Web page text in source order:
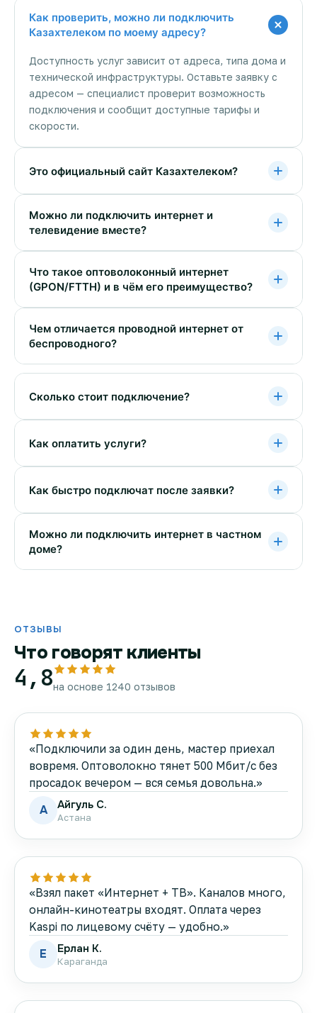
Как проверить, можно ли подключить
Казахтелеком по моему адресу?
Доступность услуг зависит от адреса, типа дома и
технической инфраструктуры. Оставьте заявку с
адресом — специалист проверит возможность
подключения и сообщит доступные тарифы и
скорости.
Это официальный сайт Казахтелеком?
Можно ли подключить интернет и
телевидение вместе?
Что такое оптоволоконный интернет
(GPON/FTTH) и в чём его преимущество?
Чем отличается проводной интернет от
беспроводного?
Сколько стоит подключение?
Как оплатить услуги?
Как быстро подключат после заявки?
Можно ли подключить интернет в частном
доме?
ОТЗЫВЫ
Что говорят клиенты
4,8на основе 1240 отзывов
«Подключили за один день, мастер приехал
вовремя. Оптоволокно тянет 500 Мбит/с без
просадок вечером — вся семья довольна.»
А Айгуль С.
Астана
«Взял пакет «Интернет + ТВ». Каналов много,
онлайн-кинотеатры входят. Оплата через
Kaspi по лицевому счёту — удобно.»
Е Ерлан К.
Караганда